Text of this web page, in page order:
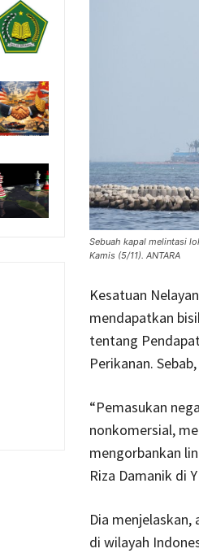
Sebuah kapal melintasi
Kamis (5/11). ANTARA
Kesatuan
mendapatkan
tentang
Perikanan.
“Pemasukan
nonkomersial,
mengorbankan
Riza Damanik di
Dia
di wilayah